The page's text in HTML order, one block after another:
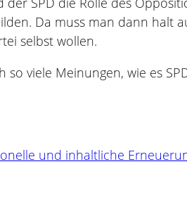
Da muss man dann halt
selbst wollen.
so viele Meinungen, wie es
und inhaltliche